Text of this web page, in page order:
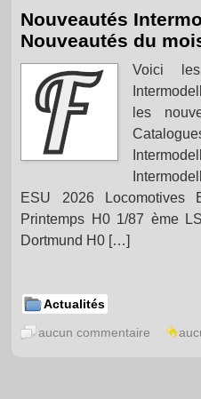
Nouveautés
Nouveautés du
Voici
les
ESU 2026 Locomotives
Printemps H0 1/87 ème
Dortmund H0 […]
Actualités
aucun commentaire